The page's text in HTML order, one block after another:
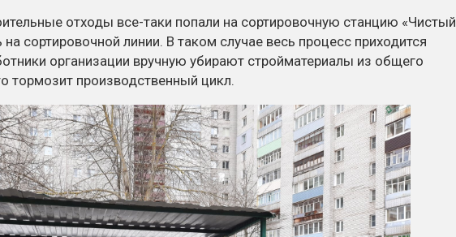
отходы все-таки попали на сортировочную станцию «Чистый
на сортировочной линии. В таком случае весь процесс приходится
организации вручную убирают стройматериалы из общего
тормозит производственный цикл.